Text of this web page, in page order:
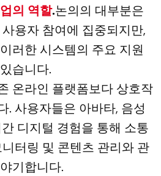
의 역할.논의의 대부분은
용자 참여에 집중되지만,
러한 시스템의 주요 지원
습니다.
온라인 플랫폼보다 상호작
. 사용자들은 아바타, 음성
디지털 경험을 통해 소통
터링 및 콘텐츠 관리와 관
기합니다.